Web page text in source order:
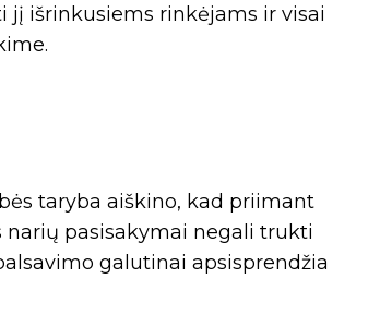
jį išrinkusiems rinkėjams ir visai
taryba aiškino, kad priimant
narių pasisakymai negali trukti
galutinai apsisprendžia